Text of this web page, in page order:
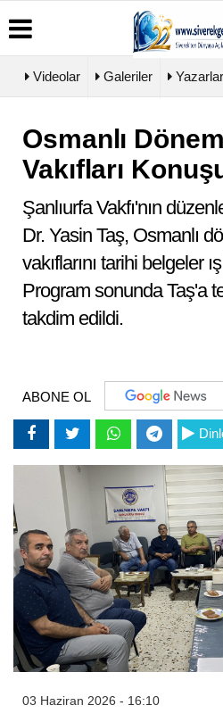
Üye
Paneli
Haber
Günün
Haberleri
Biyografiler
Videolar Galeriler Yazarlar
Osmanlı
Vakıfları
Şanlıurfa Vakfı'nın
Dr. Yasin Taş, Osmanlı
vakıflarını tarihi belgeler
Program sonunda Taş'a
takdim edildi.
ABONE OL
03 Haziran 2026 - 16:10